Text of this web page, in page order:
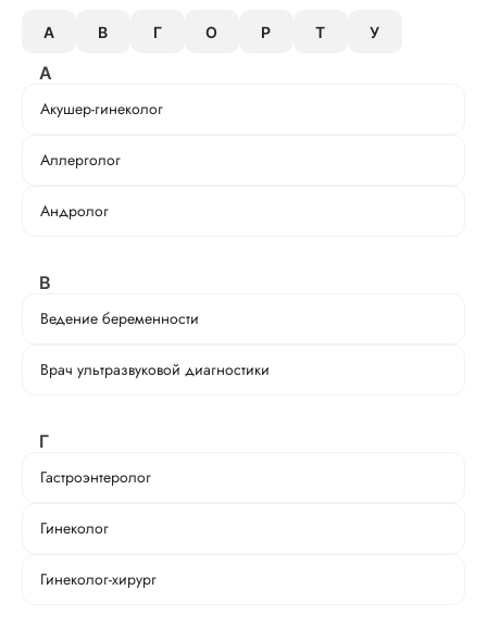
А В Г О Р Т У
А
Акушер-гинеколог
Аллерголог
Андролог
В
Ведение беременности
Врач ультразвуковой диагностики
Г
Гастроэнтеролог
Гинеколог
Гинеколог-хирург